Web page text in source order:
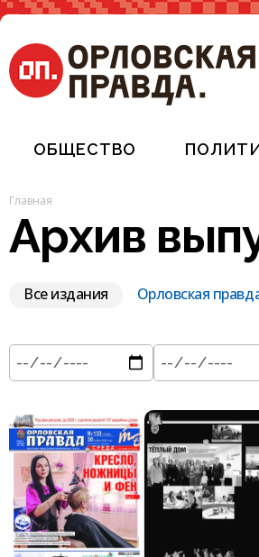
ОБЩЕСТВО
Главная
Архив
Все издания Орловская